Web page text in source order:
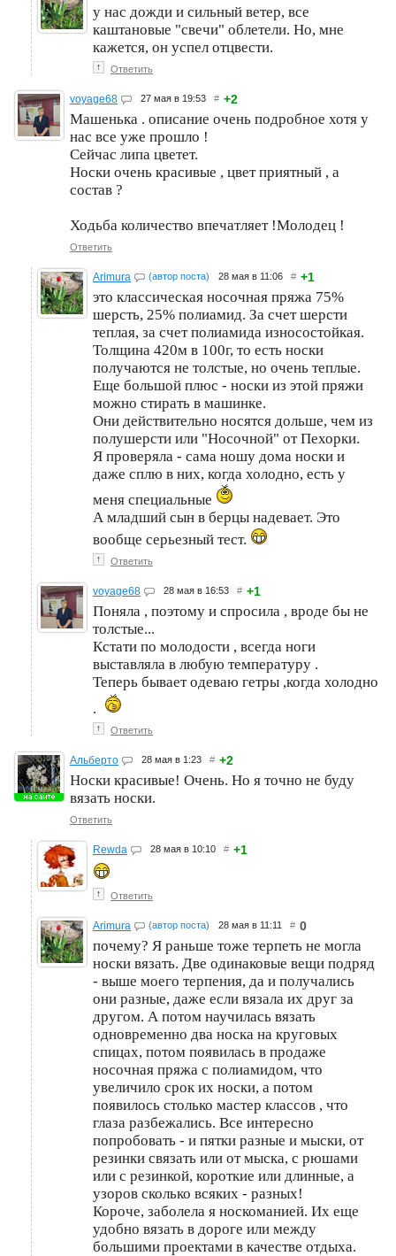
у нас дожди и сильный ветер, все
каштановые "свечи" облетели. Но, мне
кажется, он успел отцвести.
↑ Ответить
voyage68 27 мая в 19:53 # +2
Машенька . описание очень подробное хотя у
нас все уже прошло !
Сейчас липа цветет.
Носки очень красивые , цвет приятный , а
состав ?
Ходьба количество впечатляет !Молодец !
Ответить
Arimura (автор поста) 28 мая в 11:06 # +1
это классическая носочная пряжа 75%
шерсть, 25% полиамид. За счет шерсти
теплая, за счет полиамида износостойкая.
Толщина 420м в 100г, то есть носки
получаются не толстые, но очень теплые.
Еще большой плюс - носки из этой пряжи
можно стирать в машинке.
Они действительно носятся дольше, чем из
полушерсти или "Носочной" от Пехорки.
Я проверяла - сама ношу дома носки и
даже сплю в них, когда холодно, есть у
меня специальные
А младший сын в берцы надевает. Это
вообще серьезный тест.
↑ Ответить
voyage68 28 мая в 16:53 # +1
Поняла , поэтому и спросила , вроде бы не
толстые...
Кстати по молодости , всегда ноги
выставляла в любую температуру .
Теперь бывает одеваю гетры ,когда холодно
.
↑ Ответить
Альберто 28 мая в 1:23 # +2
Носки красивые! Очень. Но я точно не буду
вязать носки.
Ответить
Rewda 28 мая в 10:10 # +1
↑ Ответить
Arimura (автор поста) 28 мая в 11:11 # 0
почему? Я раньше тоже терпеть не могла
носки вязать. Две одинаковые вещи подряд
- выше моего терпения, да и получались
они разные, даже если вязала их друг за
другом. А потом научилась вязать
одновременно два носка на круговых
спицах, потом появилась в продаже
носочная пряжа с полиамидом, что
увеличило срок их носки, а потом
появилось столько мастер классов , что
глаза разбежались. Все интересно
попробовать - и пятки разные и мыски, от
резинки связать или от мыска, с рюшами
или с резинкой, короткие или длинные, а
узоров сколько всяких - разных!
Короче, заболела я носкоманией. Их еще
удобно вязать в дороге или между
большими проектами в качестве отдыха.